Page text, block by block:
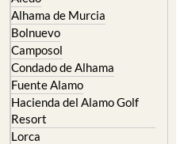
Alhama de Murcia
Bolnuevo
Camposol
Condado de Alhama
Fuente Alamo
Hacienda del Alamo Golf
Resort
Lorca